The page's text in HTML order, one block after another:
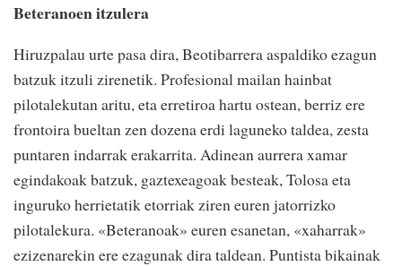
Beteranoen itzulera
Hiruzpalau urte pasa dira, Beotibarrera aspaldiko ezagun
batzuk itzuli zirenetik. Profesional mailan hainbat
pilotalekutan aritu, eta erretiroa hartu ostean, berriz ere
frontoira bueltan zen dozena erdi laguneko taldea, zesta
puntaren indarrak erakarrita. Adinean aurrera xamar
egindakoak batzuk, gaztexeagoak besteak, Tolosa eta
inguruko herrietatik etorriak ziren euren jatorrizko
pilotalekura. «Beteranoak» euren esanetan, «xaharrak»
ezizenarekin ere ezagunak dira taldean. Puntista bikainak